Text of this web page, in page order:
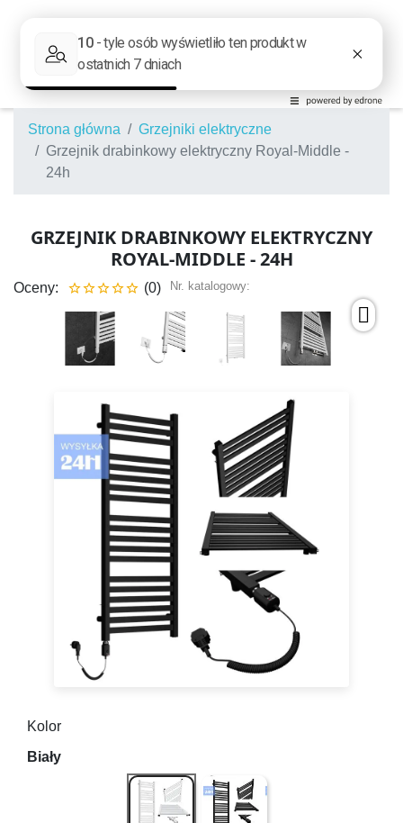
Strona główna
Grzejniki elektryczne
Grzejnik drabinkowy elektryczny Royal-Middle -
24h
GRZEJNIK DRABINKOWY ELEKTRYCZNY
ROYAL-MIDDLE - 24H
Oceny:  (0) Nr. katalogowy:
Kolor
Biały Czarny Mat ( gładki )